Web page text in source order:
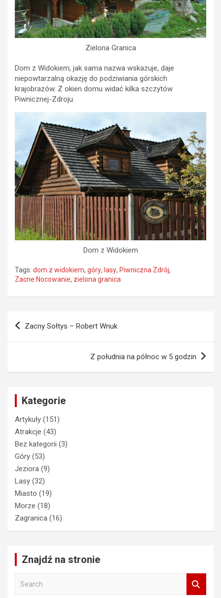
Zielona Granica
Dom z Widokiem, jak sama nazwa wskazuje, daje
niepowtarzalną okazję do podziwiania górskich
krajobrazów. Z okien domu widać kilka szczytów
Piwnicznej-Zdroju.
Dom z Widokiem
Tags: dom z widokiem, góry, lasy, Piwniczna Zdrój,
Zacne Nocowanie, zielona granica
Nawigacja
Zacny Sołtys – Robert Wnuk
Z południa na północ w 5 godzin
Kategorie
Artykuły (151)
Atrakcje (43)
Bez kategorii (3)
Góry (53)
Jeziora (9)
Lasy (32)
Miasto (19)
Morze (18)
Zagranica (16)
Znajdź na stronie